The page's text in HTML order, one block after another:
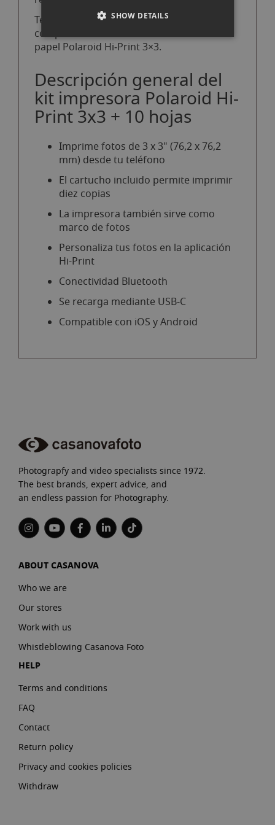
Ten en cuenta que esta impresora es
compatible únicamente con el cartucho de
papel Polaroid Hi‑Print 3×3.
Descripción general del
kit impresora Polaroid Hi-
Print 3x3 + 10 hojas
Imprime fotos de 3 x 3" (76,2 x 76,2
mm) desde tu teléfono
El cartucho incluido permite imprimir
diez copias
La impresora también sirve como
marco de fotos
Personaliza tus fotos en la aplicación
Hi-Print
Conectividad Bluetooth
Se recarga mediante USB-C
Compatible con iOS y Android
Photograpfy and video specialists since 1972.
The best brands, expert advice, and
an endless passion for Photography.
ABOUT CASANOVA
Who we are
Our stores
Work with us
Whistleblowing Casanova Foto
HELP
Terms and conditions
FAQ
Contact
Return policy
Privacy and cookies policies
Withdraw
SHOW DETAILS